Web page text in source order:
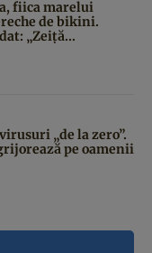
fiica marelui
de bikini.
„Zeiță...
„de la zero”.
pe oamenii